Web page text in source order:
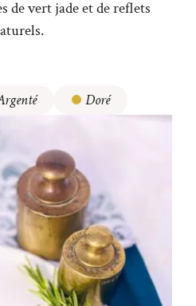
de vert jade et de reflets
Doré